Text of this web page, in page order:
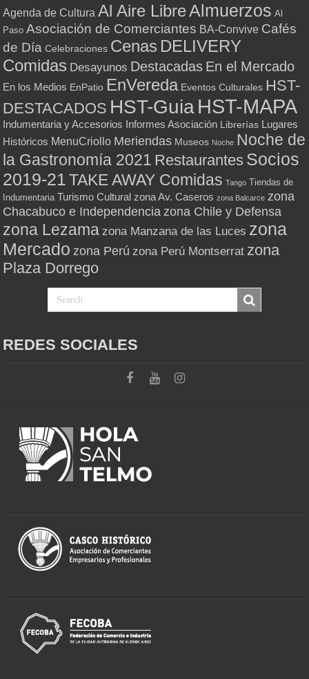
Agenda de Cultura Al Aire LibreAlmuerzos Al
Paso Asociación de Comerciantes BA-Convive Cafés
de Día Celebraciones Cenas DELIVERY
Comidas Desayunos Destacadas En el Mercado
En los Medios EnPatio EnVereda Eventos Culturales HST-
DESTACADOS HST-GuiaHST-MAPA
Indumentaria y Accesorios Informes Asociación Librerías Lugares
Históricos MenuCriollo Meriendas Museos Noche Noche de
la Gastronomía 2021 Restaurantes Socios
2019-21 TAKE AWAY Comidas Tango Tiendas de
Indumentaria Turismo Cultural zona Av. Caseros zona Balcarce zona
Chacabuco e Independencia zona Chile y Defensa
zona Lezama zona Manzana de las Luces zona
Mercado zona Perú zona Perú Montserrat zona
Plaza Dorrego
REDES SOCIALES